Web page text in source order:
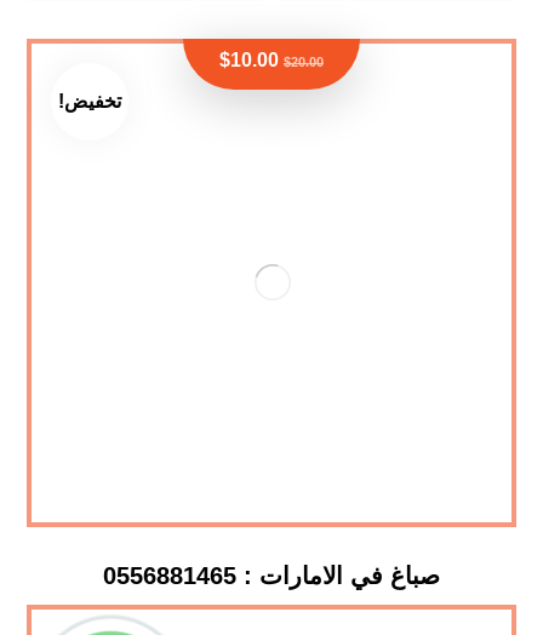
تخفيض!
صباغ في الامارات : 0556881465
$20.00
$10.00